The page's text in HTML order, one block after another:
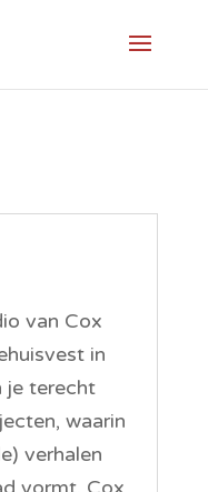
van Cox
in
je terecht
waarin
verhalen